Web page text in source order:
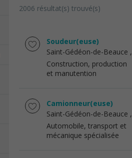
2006 résultat(s) trouvé(s)
Soudeur(euse)
Saint-Gédéon-de-Beauce
Construction, production
et manutention
Camionneur(euse)
Saint-Gédéon-de-Beauce
Automobile, transport et
mécanique spécialisée